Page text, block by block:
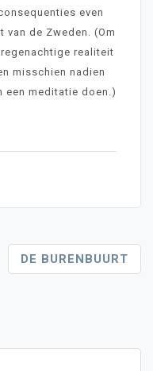
even
de Zweden. (Om
realiteit
misschien nadien
een meditatie doen.)
DE BURENBUURT